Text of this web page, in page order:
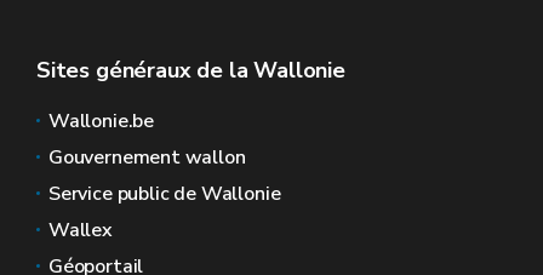
Sites généraux de la Wallonie
Wallonie.be
Gouvernement wallon
Service public de Wallonie
Wallex
Géoportail